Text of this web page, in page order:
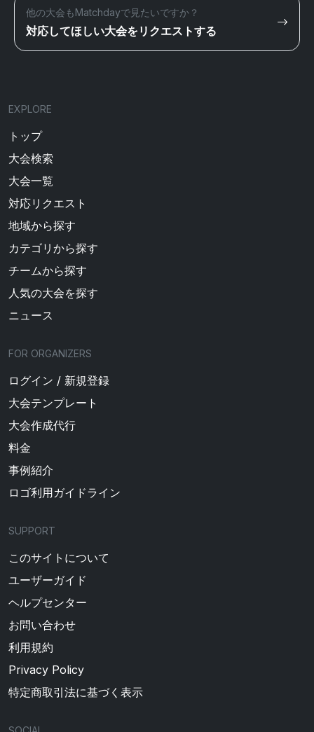
他の大会もMatchdayで見たいですか？
対応してほしい大会をリクエストする
EXPLORE
トップ
大会検索
大会一覧
対応リクエスト
地域から探す
カテゴリから探す
チームから探す
人気の大会を探す
ニュース
FOR ORGANIZERS
ログイン / 新規登録
大会テンプレート
大会作成代行
料金
事例紹介
ロゴ利用ガイドライン
SUPPORT
このサイトについて
ユーザーガイド
ヘルプセンター
お問い合わせ
利用規約
Privacy Policy
特定商取引法に基づく表示